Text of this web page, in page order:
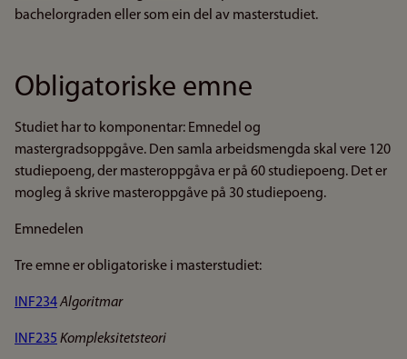
bachelorgraden eller som ein del av masterstudiet.
Obligatoriske emne
Studiet har to komponentar: Emnedel og
mastergradsoppgåve. Den samla arbeidsmengda skal vere 120
studiepoeng, der masteroppgåva er på 60 studiepoeng. Det er
mogleg å skrive masteroppgåve på 30 studiepoeng.
Emnedelen
Tre emne er obligatoriske i masterstudiet:
INF234Algoritmar
INF235 Kompleksitetsteori